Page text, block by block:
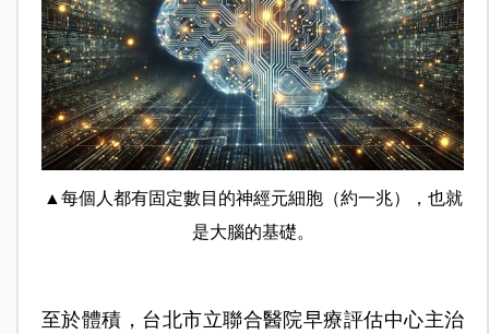
▲每個人都有固定數目的神經元細胞（約一兆），也就
是大腦的基礎。
至於體積， 台北市立聯合醫院早療評估中心主治